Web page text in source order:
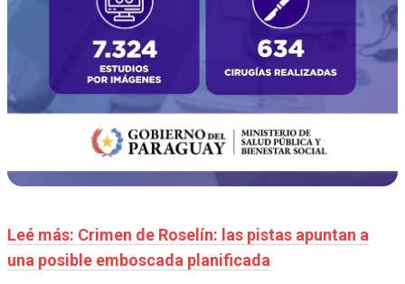
Leé más: Crimen de Roselín: las pistas apuntan a
una posible emboscada planificada